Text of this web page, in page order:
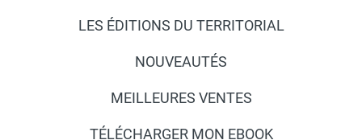
LES ÉDITIONS DU TERRITORIAL
NOUVEAUTÉS
MEILLEURES VENTES
TÉLÉCHARGER MON EBOOK